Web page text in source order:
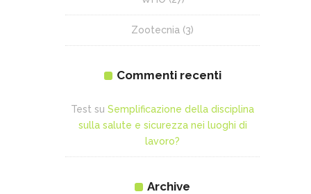
Zootecnia (3)
Commenti recenti
Test su Semplificazione della disciplina
sulla salute e sicurezza nei luoghi di
lavoro?
Archive